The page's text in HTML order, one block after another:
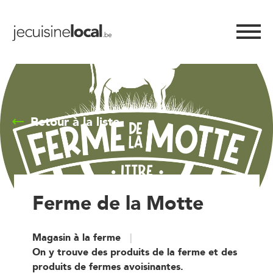
Retour à la liste
Ferme de la Motte
Magasin à la ferme
On y trouve des produits de la ferme et des
produits de fermes avoisinantes.